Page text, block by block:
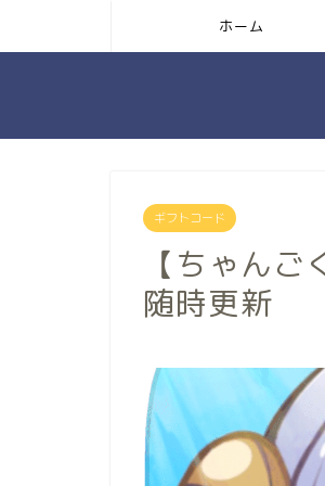
ホーム
ギフトコード
【ちゃん
随時更新